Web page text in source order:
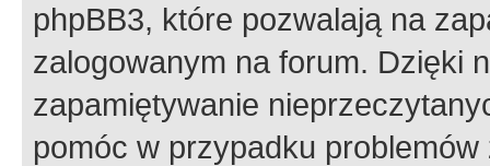
phpBB3, które pozwalają na
zalogowanym na forum. Dzięki
zapamiętywanie
pomóc w przypadku